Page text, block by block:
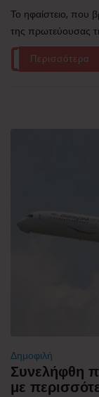
Το ηφαίστειο, που
της πρωτεύουσας
Περισσότερα
Δημοφιλή
Συνελήφθη
με